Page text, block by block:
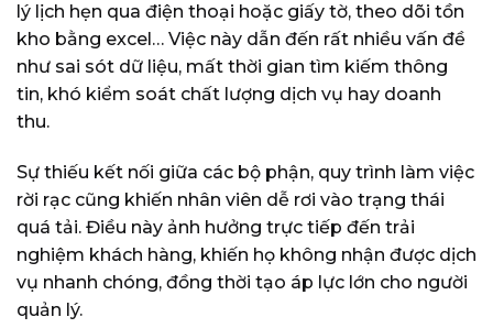
lý lịch hẹn qua điện thoại hoặc giấy tờ, theo dõi tồn
kho bằng excel… Việc này dẫn đến rất nhiều vấn đề
như sai sót dữ liệu, mất thời gian tìm kiếm thông
tin, khó kiểm soát chất lượng dịch vụ hay doanh
thu.
Sự thiếu kết nối giữa các bộ phận, quy trình làm việc
rời rạc cũng khiến nhân viên dễ rơi vào trạng thái
quá tải. Điều này ảnh hưởng trực tiếp đến trải
nghiệm khách hàng, khiến họ không nhận được dịch
vụ nhanh chóng, đồng thời tạo áp lực lớn cho người
quản lý.